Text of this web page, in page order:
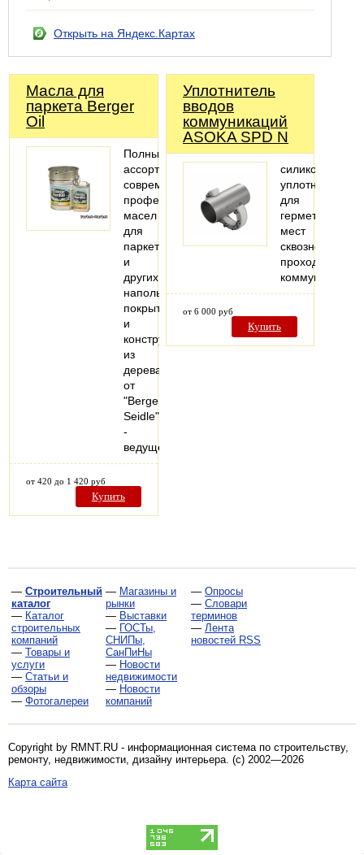
Открыть на Яндекс.Картах
Масла для
паркета Berger
Oil
Полный
ассортимент
современных
профессиональных
масел
для
паркета
и
других
напольных
покрытий
и
конструкций
из
дерева
от
"Berger-
Seidle"
-
ведущего…
от 420 до 1 420 руб
Купить
Уплотнитель
вводов
коммуникаций
ASOKA SPD N
силиконовый
уплотнитель
для
герметизации
мест
сквозного
прохода
коммуникаций
от 6 000 руб
Купить
— Строительный
каталог
— Каталог
строительных
компаний
— Товары и
услуги
— Статьи и
обзоры
— Фотогалереи
— Магазины и
рынки
— Выставки
— ГОСТы,
СНИПы,
СанПиНы
— Новости
недвижимости
— Новости
компаний
— Опросы
— Словари
терминов
— Лента
новостей RSS
Copyright by RMNT.RU - информационная система по строительству,
ремонту, недвижимости, дизайну интерьера. (c) 2002—2026
Карта сайта